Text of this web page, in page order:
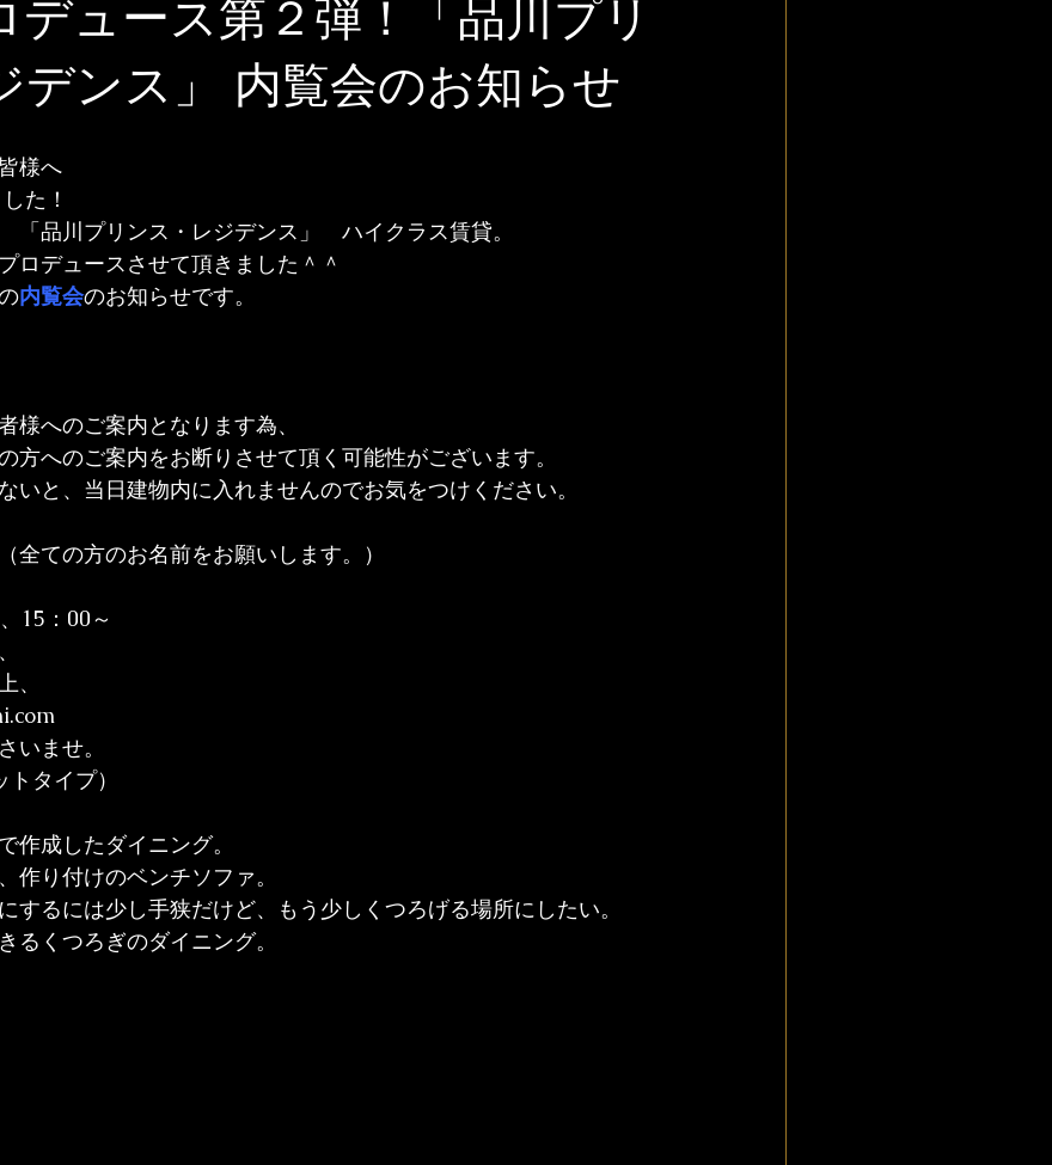
デュース第２弾！「品川プリ
デンス」 内覧会のお知らせ
様へ
た！
「品川プリンス・レジデンス」　ハイクラス賃貸。
ロデュースさせて頂きました＾＾
内覧会のお知らせです。
へのご案内となります為、
方へのご案内をお断りさせて頂く可能性がございます。
いと、当日建物内に入れませんのでお気をつけください。
ての方のお名前をお願いします。）
15：00～
、
いませ。
タイプ）
作成したダイニング。
作り付けのベンチソファ。
するには少し手狭だけど、もう少しくつろげる場所にしたい。
るくつろぎのダイニング。